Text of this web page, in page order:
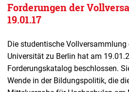
Forderungen der
19.01.17
Die studentische Vollversammlung
Universität zu Berlin hat am
Forderungskatalog beschlossen.
Wende in der Bildungspolitik, die